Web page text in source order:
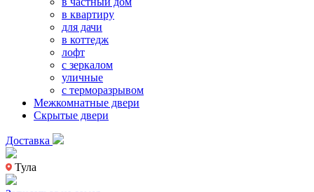
в квартиру
для дачи
в коттедж
лофт
с зеркалом
уличные
с терморазрывом
Межкомнатные двери
Скрытые двери
Доставка
Тула